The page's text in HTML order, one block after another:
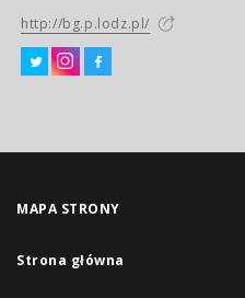
http://bg.p.lodz.pl/
MAPA STRONY
Strona główna